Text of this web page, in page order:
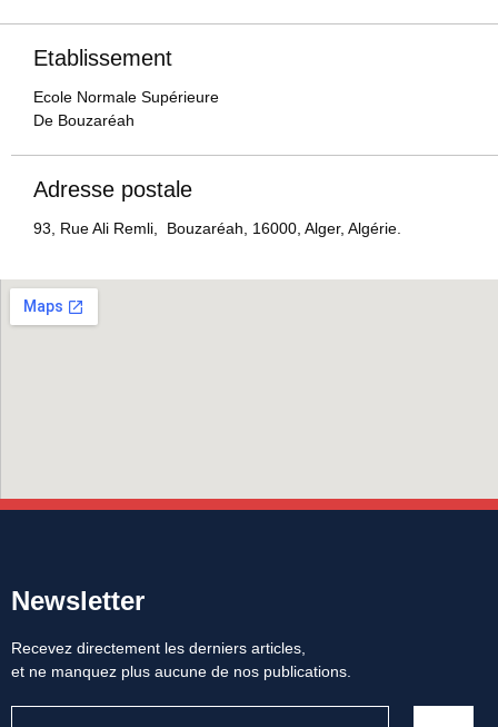
Etablissement
Ecole Normale Supérieure
De Bouzaréah
Adresse postale
93, Rue Ali Remli, Bouzaréah, 16000, Alger, Algérie.
Newsletter
Recevez directement les derniers articles,
et ne manquez plus aucune de nos publications.